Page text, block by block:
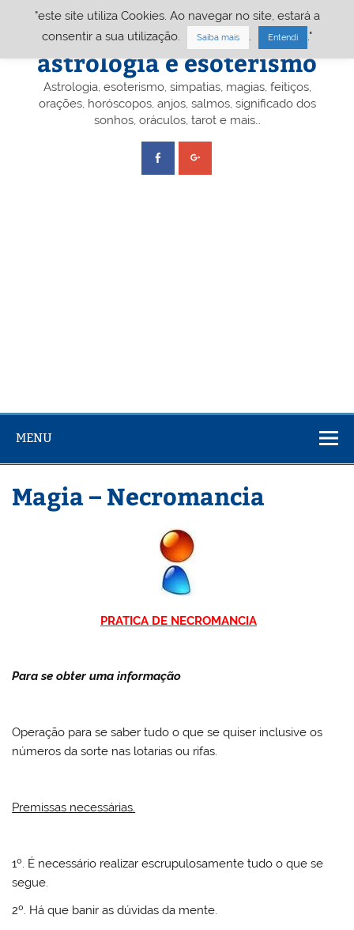
Portal A&E – Portal
astrologia e esoterismo
Astrologia, esoterismo, simpatias, magias, feitiços,
orações, horóscopos, anjos, salmos, significado dos
sonhos, oráculos, tarot e mais…
MENU
Magia – Necromancia
PRATICA DE NECROMANCIA
Para se obter uma informação
Operação para se saber tudo o que se quiser inclusive os
números da sorte nas lotarias ou rifas.
Premissas necessárias.
1º. É necessário realizar escrupulosamente tudo o que se
segue.
2º. Há que banir as dúvidas da mente.
"este site utiliza Cookies. Ao navegar no site, estará a
consentir a sua utilização.
Saiba mais Entendi ."